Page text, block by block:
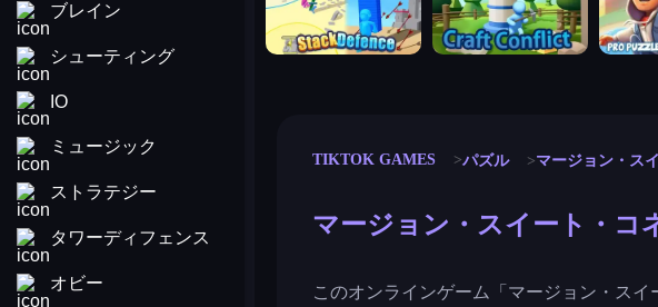
ブレイン
シューティング
IO
ミュージック
ストラテジー
タワーディフェンス
オビー
TIKTOK GAMES パズル マージョン・ス
マージョン・スイート・コ
このオンラインゲーム「マージョン・ス